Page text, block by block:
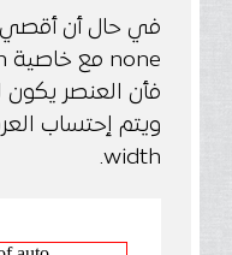
في حال أن أقصي
فأن العنصر
ويتم إحتساب
width.